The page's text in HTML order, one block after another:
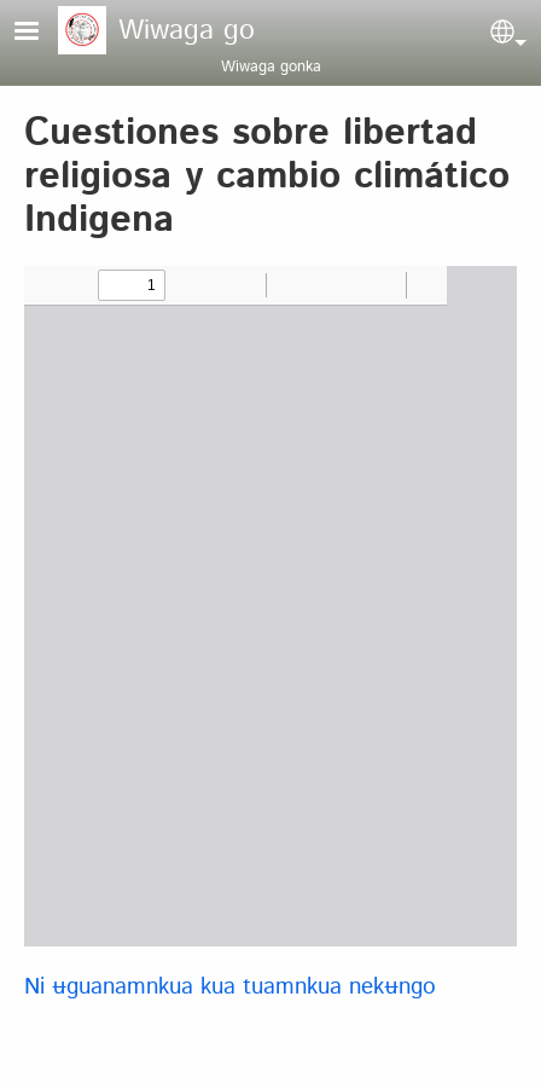
Pasar al contenido principal
Wiwaga go
Wiwaga gonka
Cuestiones sobre libertad
religiosa y cambio climático
Indigena
Ni ʉguanamnkua kua tuamnkua nekʉngo